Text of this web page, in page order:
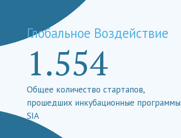
Глобальное Воздействие
1.554
Общее количество стартапов,
прошедших инкубационные программы
SIA